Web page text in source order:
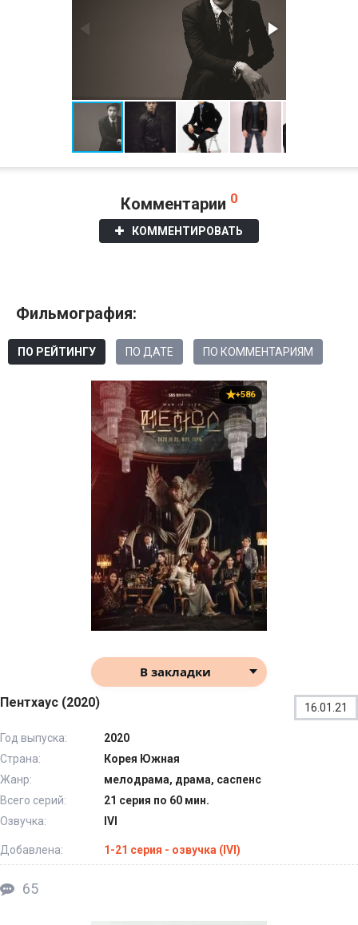
Комментарии 0
КОММЕНТИРОВАТЬ
Фильмография:
ПО РЕЙТИНГУ ПО ДАТЕ ПО КОММЕНТАРИЯМ
+586
В закладки
Пентхаус (2020) 16.01.21
Год выпуска:
2020
Страна:
Корея Южная
Жанр:
мелодрама, драма, саспенс
Всего серий:
21 серия по 60 мин.
Озвучка:
IVI
Добавлена: 1-21 серия - озвучка (IVI)
65